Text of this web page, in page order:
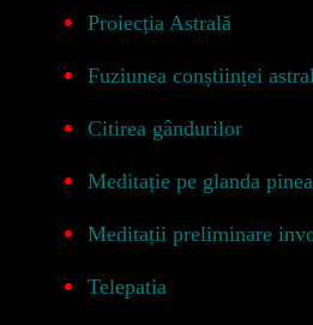
Proiecția Astrală
Fuziunea conștiinței
Citirea gândurilor
Meditație pe glanda
Meditații preliminare
Telepatia